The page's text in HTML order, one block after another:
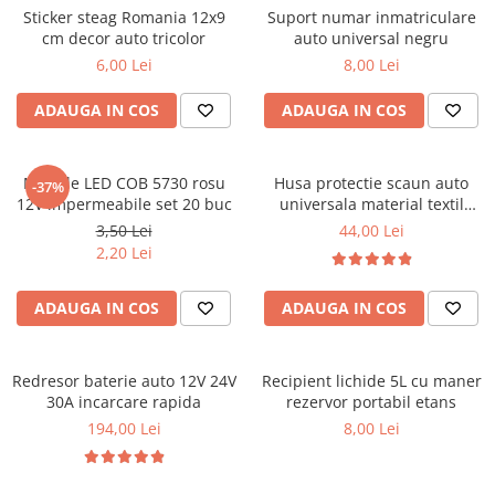
Sticker steag Romania 12x9
cm decor auto tricolor
6,00 Lei
ADAUGA IN COS
Suport numar inmatriculare
auto universal negru
8,00 Lei
ADAUGA IN COS
-37%
Module LED COB 5730 rosu
12V impermeabile set 20 buc
3,50 Lei
2,20 Lei
ADAUGA IN COS
Husa protectie scaun auto
universala material textil
106x47 cm neagra
44,00 Lei
ADAUGA IN COS
Redresor baterie auto 12V 24V
30A incarcare rapida
194,00 Lei
Recipient lichide 5L cu maner
rezervor portabil etans
8,00 Lei